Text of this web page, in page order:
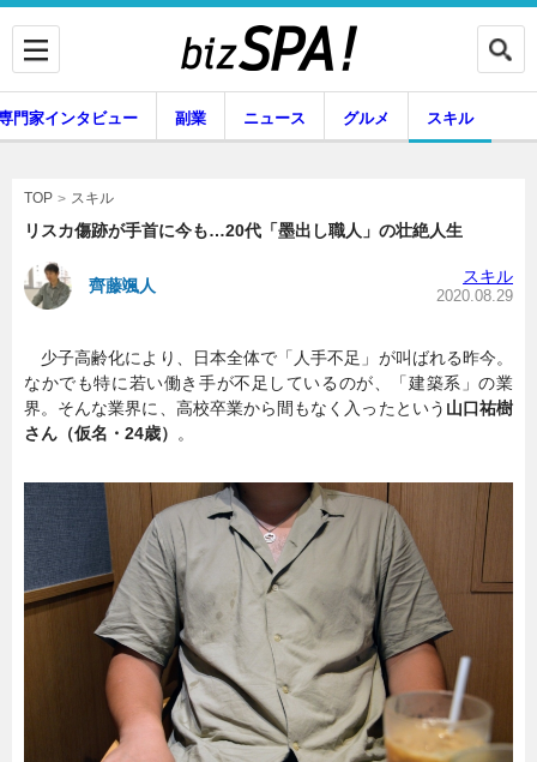
企業インタビュー 専門家インタビュー
副業 ニュース
グルメ スキル
暮らし エンタメ
連載一覧
門家インタビュー 副業 ニュース グルメ スキル
TOP スキル
リスカ傷跡が手首に今も…20代「墨出し職人」の壮絶人生
齊藤颯人 スキル
2020.08.29
少子高齢化により、日本全体で「人手不足」が叫ばれる昨今。
なかでも特に若い働き手が不足しているのが、「建築系」の業
界。そんな業界に、高校卒業から間もなく入ったという 山口祐樹
さん（仮名・24歳）
。